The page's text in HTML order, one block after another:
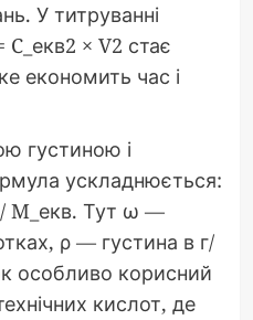
У титруванні
C_екв2 × V2 стає
економить час і
густиною і
ускладнюється:
/ M_екв. Тут ω —
ρ — густина в г/
особливо корисний
кислот, де